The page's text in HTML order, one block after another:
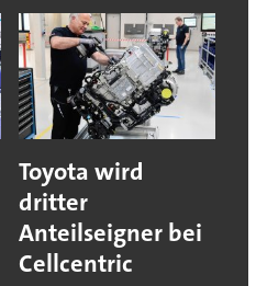
Toyota wird
dritter
Anteilseigner bei
Cellcentric